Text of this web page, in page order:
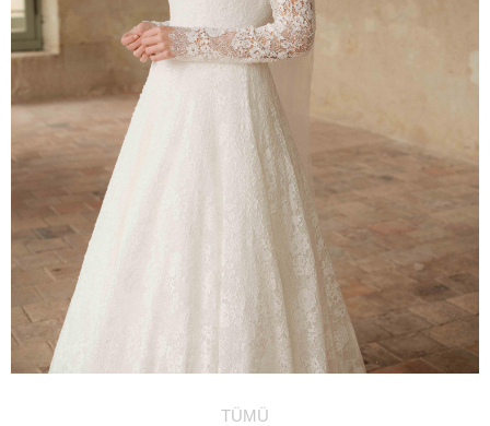
TÜMÜ